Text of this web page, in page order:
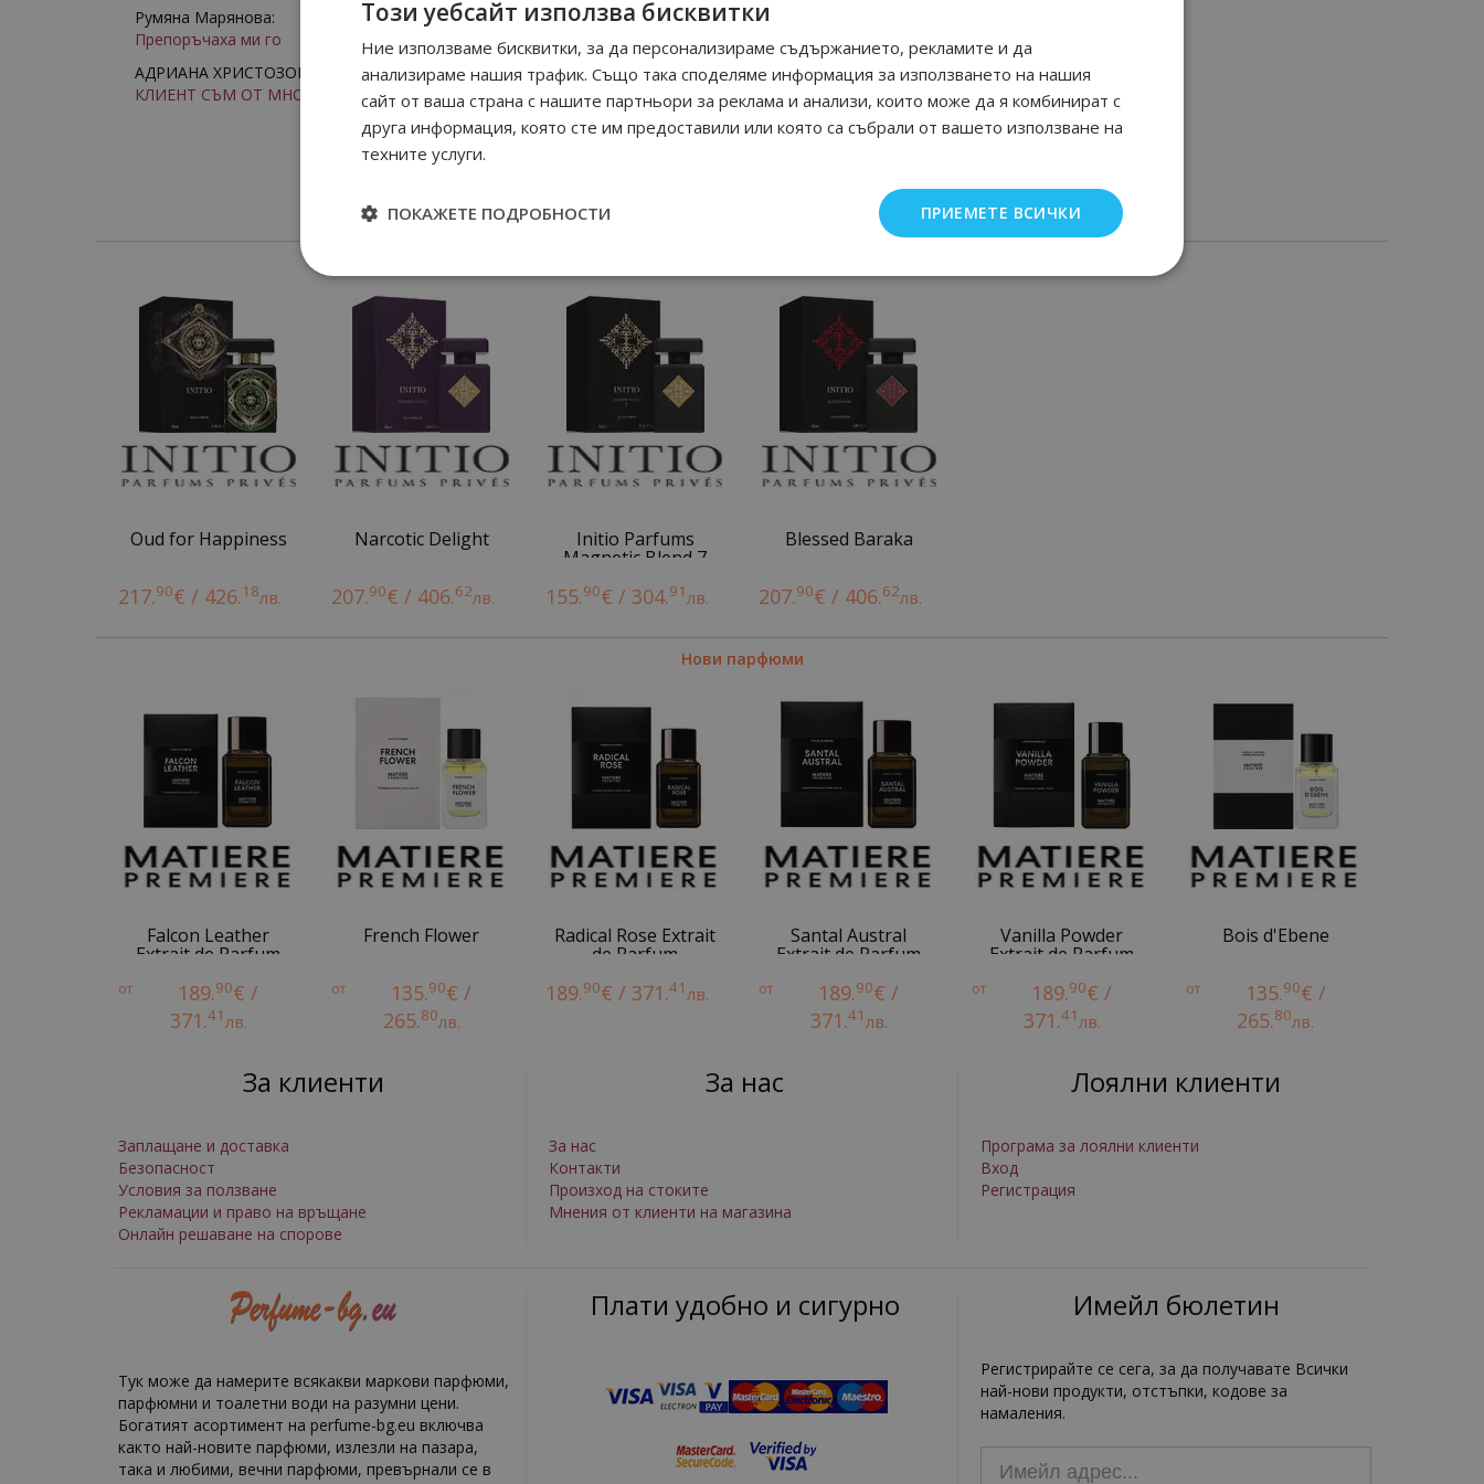
Румяна Марянова:
Препоръчаха ми го
АДРИАНА ХРИСТОЗОВА:
КЛИЕНТ СЪМ ОТ МНОГО ГОДИНИ
Oud for Happiness
217.90€ / 426.18лв.
Narcotic Delight
207.90€ / 406.62лв.
Initio Parfums
Magnetic Blend 7
155.90€ / 304.91лв.
Blessed Baraka
207.90€ / 406.62лв.
Нови парфюми
Falcon Leather
Extrait de Parfum
от 189.90€ /
371.41лв.
French Flower
от 135.90€ /
265.80лв.
Radical Rose Extrait
de Parfum
189.90€ / 371.41лв.
Santal Austral
Extrait de Parfum
от 189.90€ /
371.41лв.
Vanilla Powder
Extrait de Parfum
от 189.90€ /
371.41лв.
Bois d'Ebene
от 135.90€ /
265.80лв.
За клиенти
Заплащане и доставка
Безопасност
Условия за ползване
Рекламации и право на връщане
Онлайн решаване на спорове
За нас
За нас
Контакти
Произход на стоките
Мнения от клиенти на магазина
Лоялни клиенти
Програма за лоялни клиенти
Вход
Регистрация
Тук може да намерите всякакви маркови парфюми,
парфюмни и тоалетни води на разумни цени.
Богатият асортимент на perfume-bg.eu включва
както най-новите парфюми, излезли на пазара,
така и любими, вечни парфюми, превърнали се в
Плати удобно и сигурно Имейл бюлетин
Регистрирайте се сега, за да получавате Всички
най-нови продукти, отстъпки, кодове за
намаления.
Този уебсайт използва бисквитки
Ние използваме бисквитки, за да персонализираме съдържанието, рекламите и да
анализираме нашия трафик. Също така споделяме информация за използването на нашия
сайт от ваша страна с нашите партньори за реклама и анализи, които може да я комбинират с
друга информация, която сте им предоставили или която са събрали от вашето използване на
техните услуги.
ПРИЕМЕТЕ ВСИЧКИ
ПОКАЖЕТЕ ПОДРОБНОСТИ